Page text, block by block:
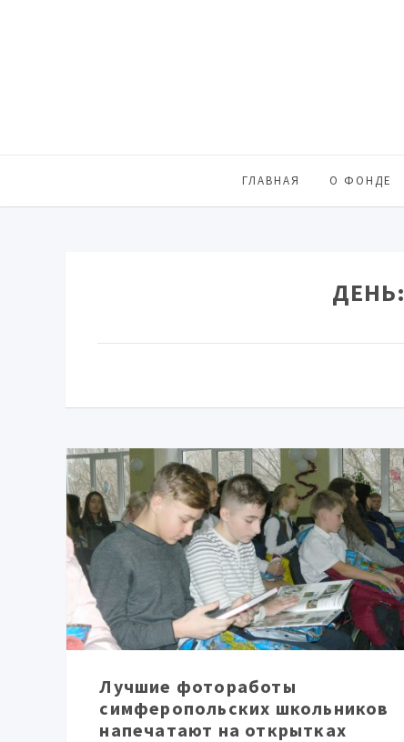
ГЛАВНАЯ О ФОНДЕ
ДЕНЬ:
Лучшие фотоработы
симферопольских школьников
напечатают на открытках